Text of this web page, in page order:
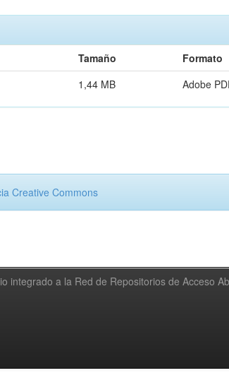
Tamaño
Formato
1,44 MB Adobe
Creative Commons
integrado a la Red de Repositorios de Acceso